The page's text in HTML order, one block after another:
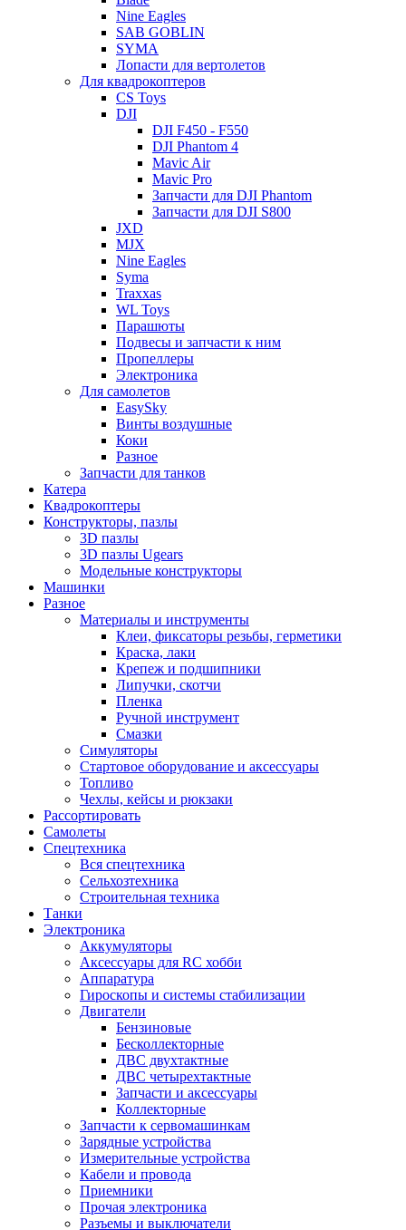
Nine Eagles
SAB GOBLIN
SYMA
Лопасти для вертолетов
Для квадрокоптеров
CS Toys
DJI
DJI F450 - F550
DJI Phantom 4
Mavic Air
Mavic Pro
Запчасти для DJI Phantom
Запчасти для DJI S800
JXD
MJX
Nine Eagles
Syma
Traxxas
WL Toys
Парашюты
Подвесы и запчасти к ним
Пропеллеры
Электроника
Для самолетов
EasySky
Винты воздушные
Коки
Разное
Запчасти для танков
Катера
Квадрокоптеры
Конструкторы, пазлы
3D пазлы
3D пазлы Ugears
Модельные конструкторы
Машинки
Разное
Материалы и инструменты
Клеи, фиксаторы резьбы, герметики
Краска, лаки
Крепеж и подшипники
Липучки, скотчи
Пленка
Ручной инструмент
Смазки
Симуляторы
Стартовое оборудование и аксессуары
Топливо
Чехлы, кейсы и рюкзаки
Рассортировать
Самолеты
Спецтехника
Вся спецтехника
Сельхозтехника
Строительная техника
Танки
Электроника
Аккумуляторы
Аксессуары для RC хобби
Аппаратура
Гироскопы и системы стабилизации
Двигатели
Бензиновые
Бесколлекторные
ДВС двухтактные
ДВС четырехтактные
Запчасти и аксессуары
Коллекторные
Запчасти к сервомашинкам
Зарядные устройства
Измерительные устройства
Кабели и провода
Приемники
Прочая электроника
Разъемы и выключатели